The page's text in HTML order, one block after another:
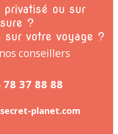
privatisé ou sur
?
sur votre voyage ?
conseillers
37 88 88
planet.com